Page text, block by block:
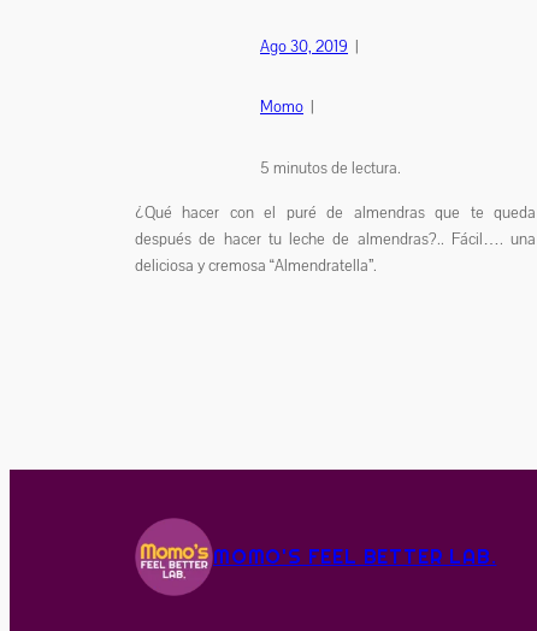
Ago 30, 2019 |
Momo |
5 minutos de lectura.
¿Qué hacer con el puré de almendras que te queda
después de hacer tu leche de almendras?.. Fácil…. una
deliciosa y cremosa “Almendratella”.
MOMO'S FEEL BETTER LAB.